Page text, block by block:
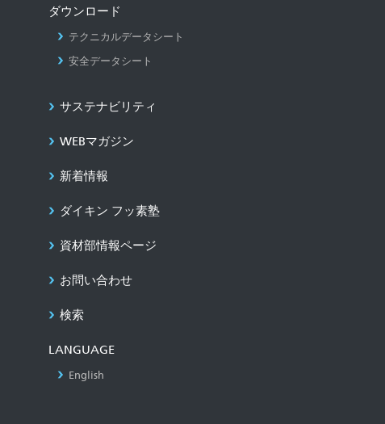
ダウンロード
テクニカルデータシート
安全データシート
サステナビリティ
WEBマガジン
新着情報
ダイキン フッ素塾
資材部情報ページ
お問い合わせ
検索
LANGUAGE
English